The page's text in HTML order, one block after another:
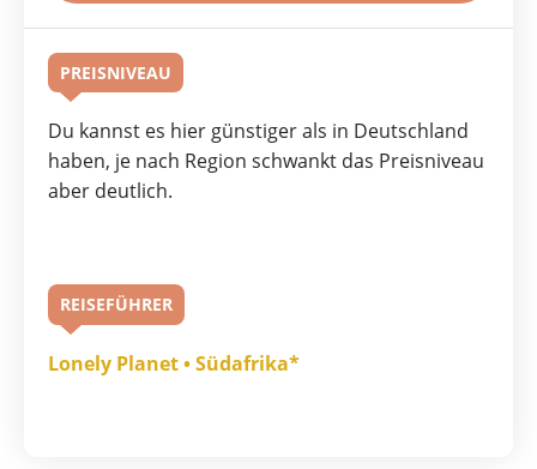
PREISNIVEAU
Du kannst es hier günstiger als in Deutschland
haben, je nach Region schwankt das Preisniveau
aber deutlich.
REISEFÜHRER
Lonely Planet • Südafrika*